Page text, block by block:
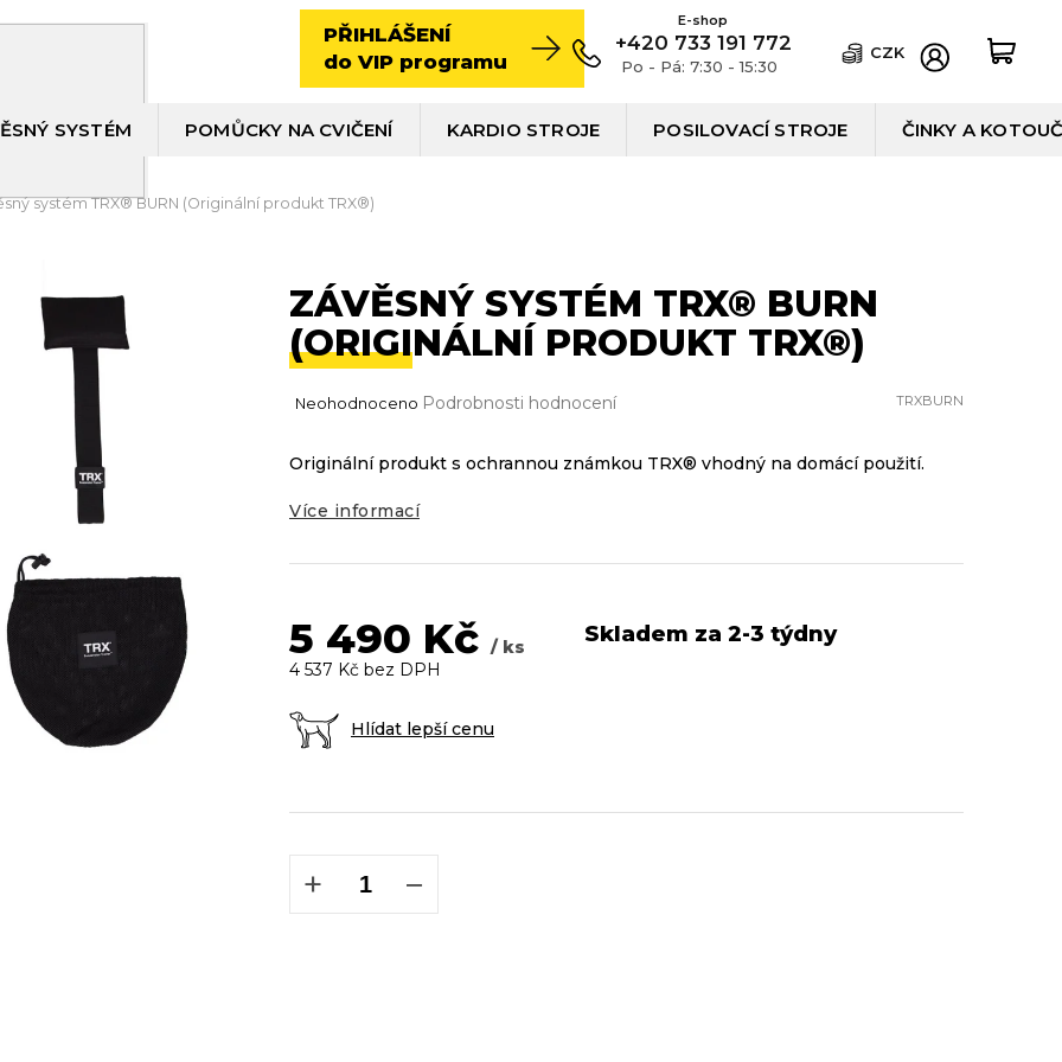
PŘIHLÁŠENÍ
do VIP programu
+420 733 191 772
Po - Pá: 7:30 - 15:30
CZK
SYSTÉM POMŮCKY NA CVIČENÍ KARDIO STROJE POSILOVACÍ STROJE ČINKY A
systém TRX® BURN (Originální produkt TRX®)
ZÁVĚSNÝ SYSTÉM TRX® BURN
(ORIGINÁLNÍ PRODUKT TRX®)
TRXBURN
Průměrné
je
z
hvězdiček.
Neohodnoceno Podrobnosti hodnocení
5 490 Kč / ks Skladem za 2-3 týdny
Hlídat lepší cenu
4 537 Kč bez DPH
+ −
Originální produkt s ochrannou známkou TRX® vhodný na domácí použití.
Více informací